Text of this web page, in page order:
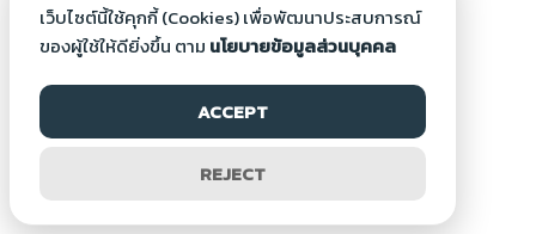
เว็บไซต์นี้ใช้คุกกี้ (Cookies) เพื่อพัฒนาประสบการณ์
ของผู้ใช้ให้ดียิ่งขึ้น ตาม นโยบายข้อมูลส่วนบุคคล
ACCEPT
REJECT